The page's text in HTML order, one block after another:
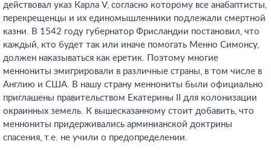
действовал указ Карла V, согласно которому все анабаптисты,
перекрещенцы и их единомышленники подлежали смертной
казни. В 1542 году губернатор Фрисландии постановил, что
каждый, кто будет так или иначе помогать Менно Симонсу,
должен наказываться как еретик. Поэтому многие
меннониты эмигрировали в различные страны, в том числе в
Англию и США. В нашу страну меннониты были официально
приглашены правительством Екатерины II для колонизации
окраинных земель. К вышесказанному стоит добавить, что
меннониты придерживались арминианской доктрины
спасения, т.е. не учили о предопределении.